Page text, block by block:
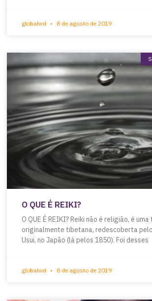
globalwd 8 de agosto de 2019
O QUE É REIKI?
O QUE É REIKI? Reiki não é religião, é
originalmente tibetana, redescoberta
Usui, no Japão (lá pelos 1850). Foi desses
globalwd 8 de agosto de 2019